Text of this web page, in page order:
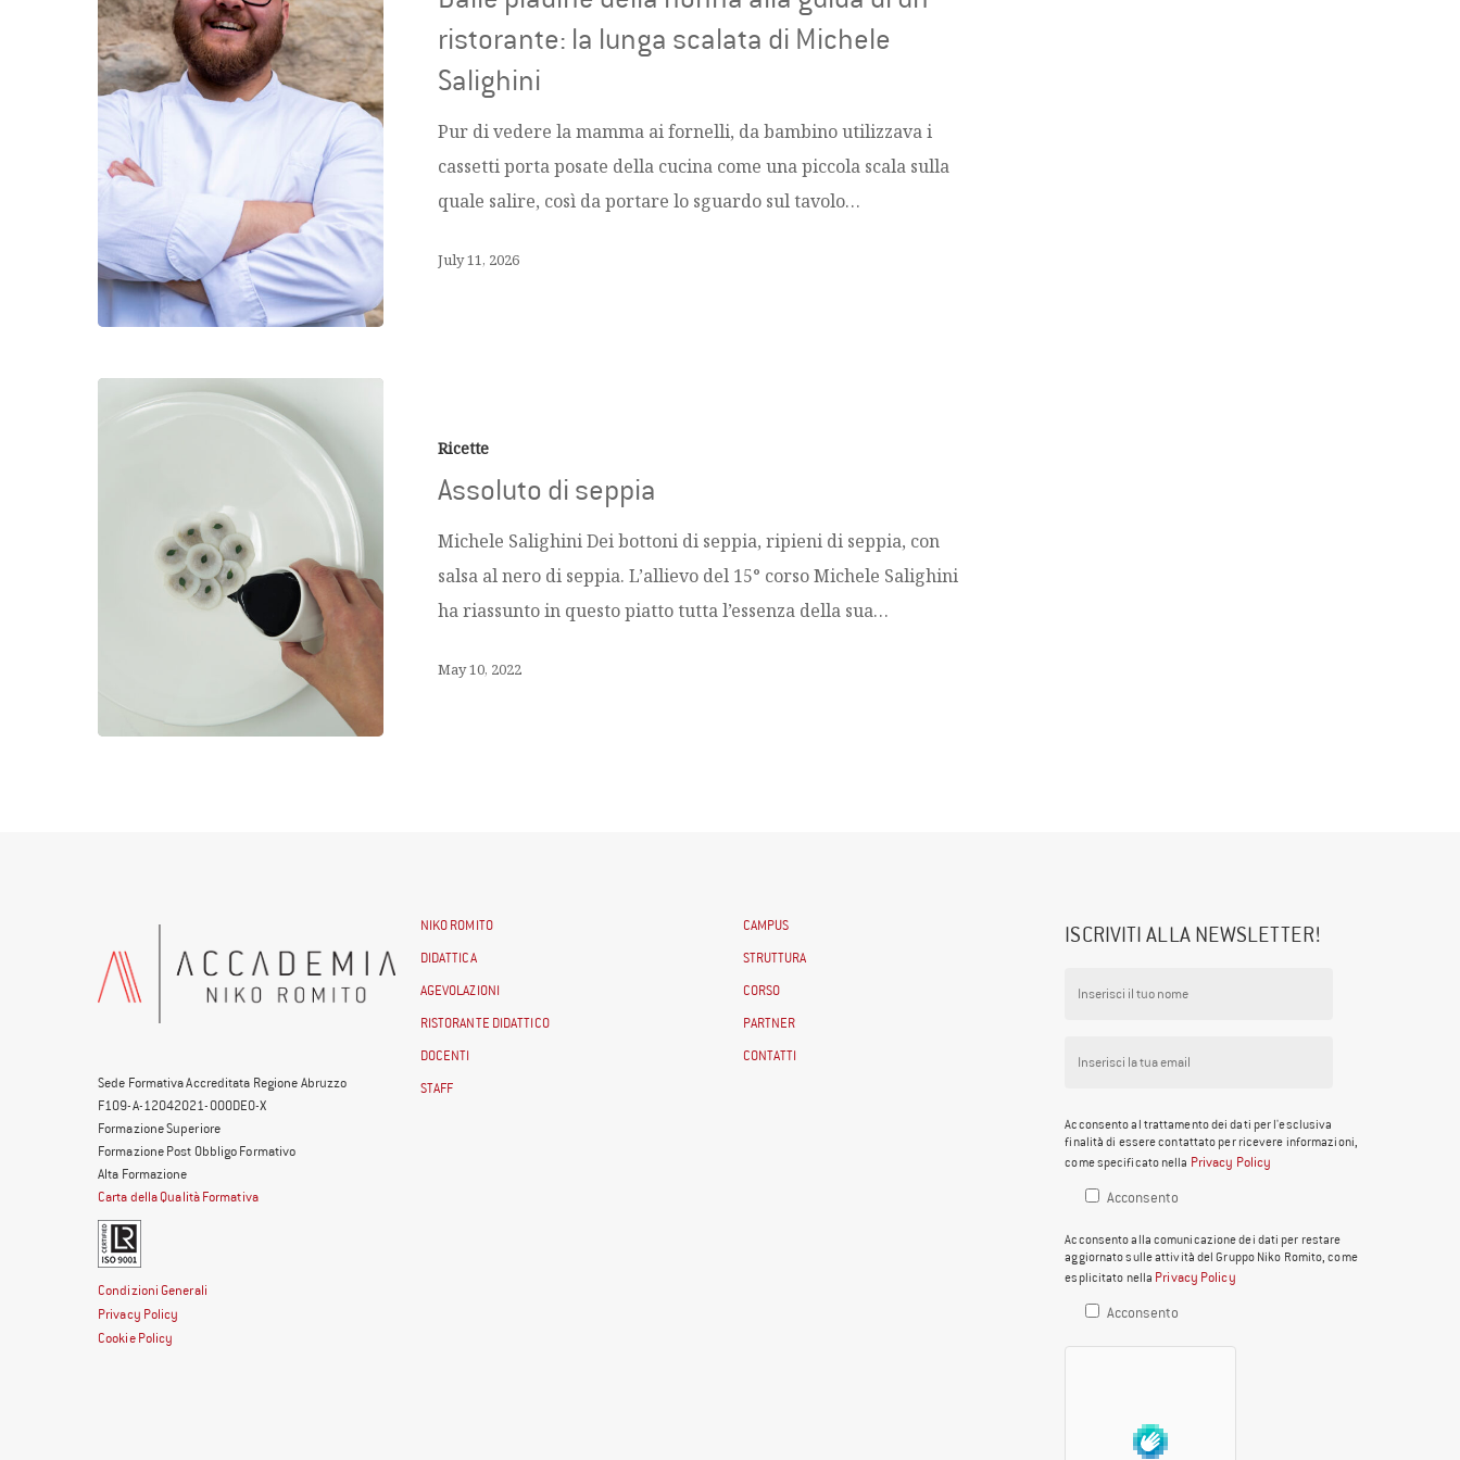
ristorante: la lunga scalata di Michele
Salighini
Pur di vedere la mamma ai fornelli, da bambino utilizzava i
cassetti porta posate della cucina come una piccola scala sulla
quale salire, così da portare lo sguardo sul tavolo…
July 11, 2026
Ricette
Assoluto di seppia
Michele Salighini Dei bottoni di seppia, ripieni di seppia, con
salsa al nero di seppia. L’allievo del 15° corso Michele Salighini
ha riassunto in questo piatto tutta l’essenza della sua…
May 10, 2022
Sede Formativa Accreditata Regione Abruzzo
F109-A-12042021-000DE0-X
Formazione Superiore
Formazione Post Obbligo Formativo
Alta Formazione
Carta della Qualità Formativa
Condizioni Generali
Privacy Policy
Cookie Policy
NIKO ROMITO
DIDATTICA
AGEVOLAZIONI
RISTORANTE DIDATTICO
DOCENTI
STAFF
CAMPUS
STRUTTURA
CORSO
PARTNER
CONTATTI
ISCRIVITI ALLA NEWSLETTER!
Acconsento al trattamento dei dati per l'esclusiva
finalità di essere contattato per ricevere informazioni,
come specificato nella Privacy Policy
Acconsento
Acconsento alla comunicazione dei dati per restare
aggiornato sulle attività del Gruppo Niko Romito, come
esplicitato nella Privacy Policy
Acconsento